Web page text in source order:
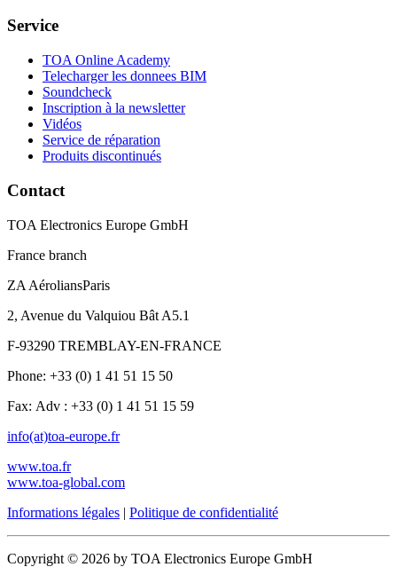
Service
TOA Online Academy
Telecharger les donnees BIM
Soundcheck
Inscription à la newsletter
Vidéos
Service de réparation
Produits discontinués
Contact
TOA Electronics Europe GmbH
France branch
ZA AéroliansParis
2, Avenue du Valquiou Bât A5.1
F-93290 TREMBLAY-EN-FRANCE
Phone: +33 (0) 1 41 51 15 50
Fax: Adv : +33 (0) 1 41 51 15 59
info(at)toa-europe.fr
www.toa.fr
www.toa-global.com
Informations légales | Politique de confidentialité
Copyright © 2026 by TOA Electronics Europe GmbH